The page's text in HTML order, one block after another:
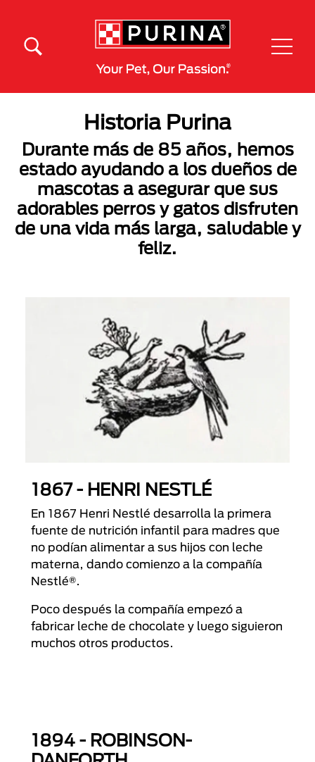
Historia Purina
Durante más de 85 años, hemos
estado ayudando a los dueños de
mascotas a asegurar que sus
adorables perros y gatos disfruten
de una vida más larga, saludable y
feliz.
1867 - HENRI NESTLÉ
En 1867 Henri Nestlé desarrolla la primera
fuente de nutrición infantil para madres que
no podían alimentar a sus hijos con leche
materna, dando comienzo a la compañía
Nestlé®.
Poco después la compañía empezó a
fabricar leche de chocolate y luego siguieron
muchos otros productos.
1894 - ROBINSON-